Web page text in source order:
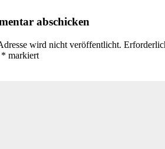
abschicken
wird nicht veröffentlicht.
* markiert